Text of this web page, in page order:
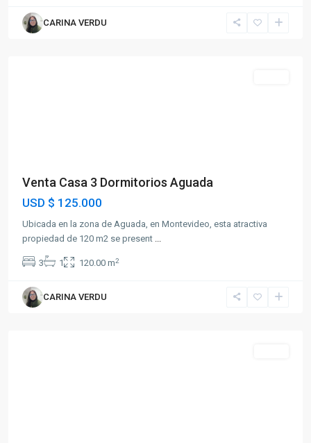
CARINA VERDU
Venta Casa 3 Dormitorios Aguada
USD $ 125.000
Ubicada en la zona de Aguada, en Montevideo, esta atractiva
propiedad de 120 m2 se present ...
3 1 120.00 m2
CARINA VERDU